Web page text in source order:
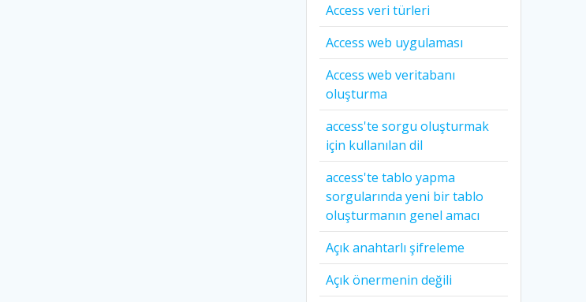
Access veri türleri
Access web uygulaması
Access web veritabanı
oluşturma
access'te sorgu oluşturmak
için kullanılan dil
access'te tablo yapma
sorgularında yeni bir tablo
oluşturmanın genel amacı
Açık anahtarlı şifreleme
Açık önermenin değili